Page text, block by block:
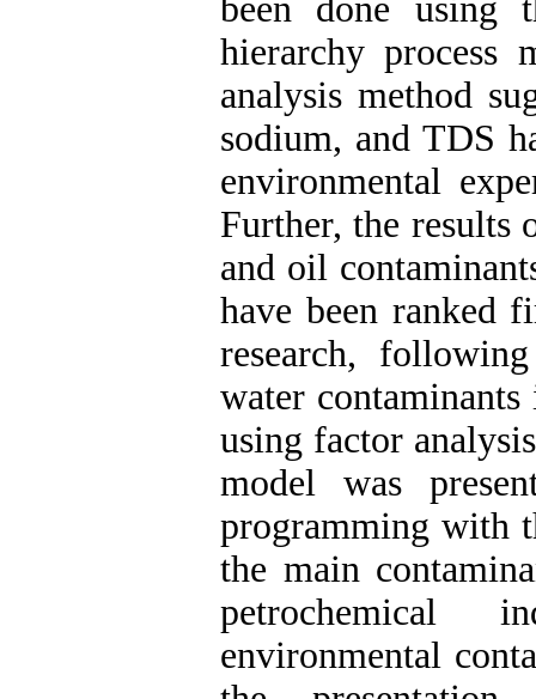
been done using
hierarchy process
analysis method
sodium, and TDS
environmental
Further, the results
and oil
have been ranked
research,
water
using factor
model was
programming with
the main
petrochemical
environmental